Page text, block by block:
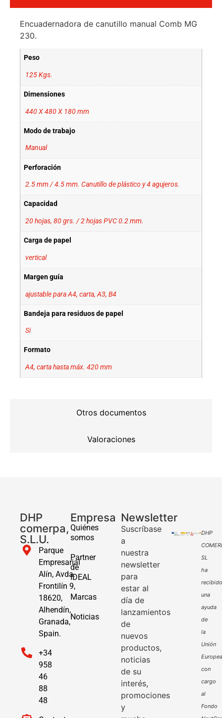
Otros documentos
Valoraciones
Encuadernadora de canutillo manual Comb MG
230.
Peso
125 Kgs.
Dimensiones
440 X 480 X 180 mm
Modo de trabajo
Manual
Perforación
2.5 mm / 4.5 mm. Canutillo de plástico y 4 agujeros.
Capacidad
20 hojas, 80 grs. / 2 hojas PVC 0.2 mm.
Carga de papel
vertical
Margen guía
ajustable para A4, carta, A3, B4
Bandeja para residuos de papel
Si
Formato
A4, carta hasta máx. 420 mm
DHP
comerpa,
S.L.U.
Parque
Empresarial
Alín, Avda.
Frontilín 9,
18620,
Alhendín,
Granada,
Spain.
+34
958
46
88
48
Empresa
Quiénes
somos
Partner
de
IDEAL
Marcas
Noticias
Newsletter
Suscríbase
a
nuestra
newsletter
para
estar al
día de
lanzamientos
de
nuevos
productos,
noticias
de su
interés,
promociones
y
DHP
SL
ha
recibido
una
ayuda
de
la
Unión
Europea
con
cargo
al
Fondo